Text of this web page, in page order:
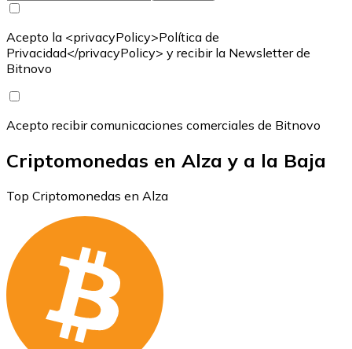
Acepto la <privacyPolicy>Política de
Privacidad</privacyPolicy> y recibir la Newsletter de
Bitnovo
Acepto recibir comunicaciones comerciales de Bitnovo
Criptomonedas en Alza y a la Baja
Top Criptomonedas en Alza